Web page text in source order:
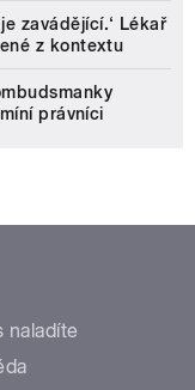
zavádějící.‘ Lékař
z kontextu
právníci
naladíte